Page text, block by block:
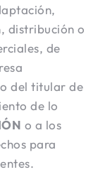
distribución o
de
o del titular de
de lo
o a los
para